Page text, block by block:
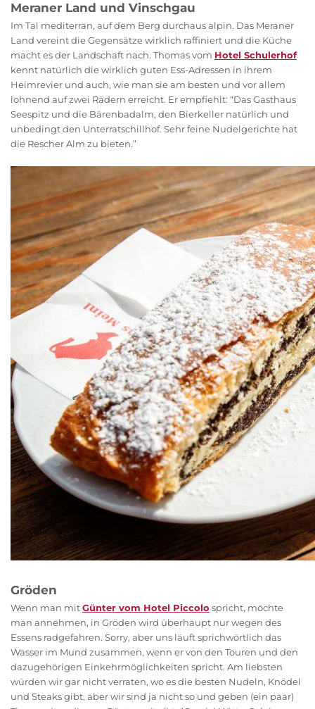
Meraner Land und Vinschgau
Im Tal mediterran, auf dem Berg durchaus alpin. Das Meraner
Land vereint die Gegensätze wirklich raffiniert und die Küche
macht es der Landschaft nach. Thomas vom Hotel Schulerhof
kennt natürlich die wirklich guten Ess-Adressen in ihrem
Heimrevier und auch, wie man sie am besten und vor allem
lohnend auf zwei Rädern erreicht. Er empfiehlt: “Das Gasthaus
Seespitz und die Bärenbadalm, den Bierkeller natürlich und
unbedingt den Unterratschillhof. Sehr feine Nudelgerichte hat
die Rescher Alm zu bieten.”
Gröden
Wenn man mitGünter vom Hotel Piccolo spricht, möchte
man annehmen, in Gröden wird überhaupt nur wegen des
Essens radgefahren. Sorry, aber uns läuft sprichwörtlich das
Wasser im Mund zusammen, wenn er von den Touren und den
dazugehörigen Einkehrmöglichkeiten spricht. Am liebsten
würden wir gar nicht verraten, wo es die besten Nudeln, Knödel
und Steaks gibt, aber wir sind ja nicht so und geben (ein paar)